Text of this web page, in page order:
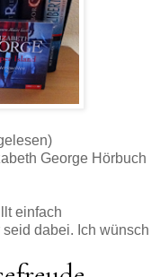
George Hörbuch
einfach
dabei. Ich wünsch